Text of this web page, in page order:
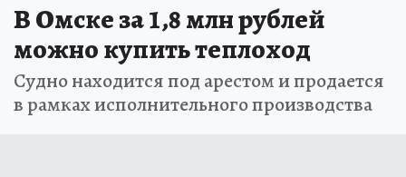
В Омске за 1,8 млн рублей
можно купить теплоход
Судно находится под арестом и продается
в рамках исполнительного производства